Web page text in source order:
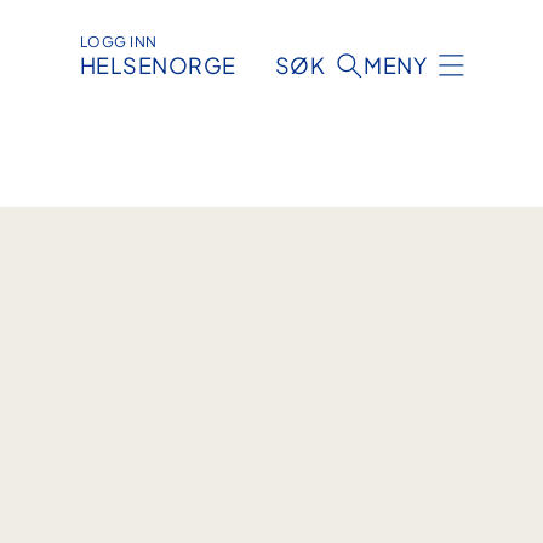
LOGG INN
HELSENORGE SØK MENY